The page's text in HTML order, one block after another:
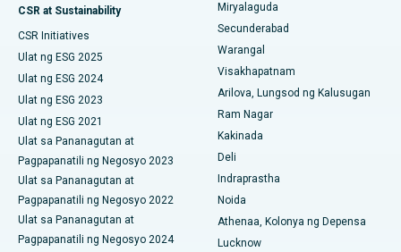
Pinakamahusay na Ospital sa GS Road, Guwahati
Pinakamahusay na Ospital sa Hyderguda, Hyderabad
Pinakamahusay na Ospital sa Vijay Nagar, Indore
Pinakamahusay na Ospital sa Suryaraopeta Main Road,
Kakinada
Pinakamahusay na Ospital sa Canal Circular Road, Kolkata
Pinakamahusay na Ospital sa CBD Belapur, Navi Mumbai
Pinakamahusay na Ospital sa Panchavati, Nashik
Parathyroidectomy
Cytoreductive Surgery
Ceramic Kabuuang Pagpapalit ng Tuhod
ERCP
CSR at Sustainability
CSR Initiatives
Ulat ng ESG 2025
Ulat ng ESG 2024
Ulat ng ESG 2023
Ulat ng ESG 2021
Ulat sa Pananagutan at
Pagpapanatili ng Negosyo 2023
Ulat sa Pananagutan at
Pagpapanatili ng Negosyo 2022
Ulat sa Pananagutan at
Pagpapanatili ng Negosyo 2024
Miryalaguda
Secunderabad
Warangal
Visakhapatnam
Arilova, Lungsod ng Kalusugan
Ram Nagar
Kakinada
Deli
Indraprastha
Noida
Athenaa, Kolonya ng Depensa
Lucknow